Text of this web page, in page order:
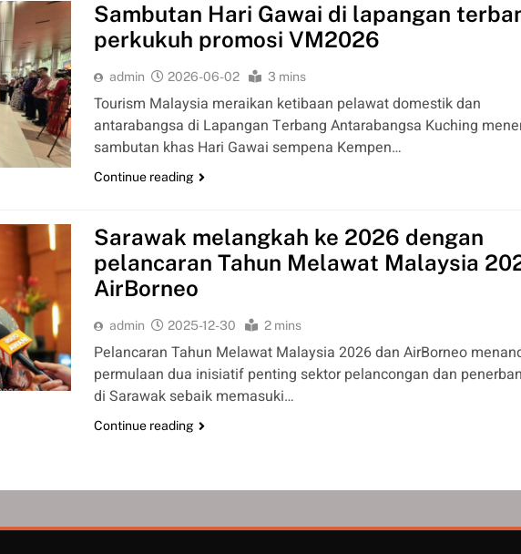
Sambutan Hari Gawai di lapangan
perkukuh promosi VM2026
admin 2026-06-02 3 mins
Tourism Malaysia meraikan ketibaan pelawat domestik dan
antarabangsa di Lapangan Terbang Antarabangsa Kuching
sambutan khas Hari Gawai sempena Kempen…
Continue reading
Sarawak melangkah ke 2026 dengan
pelancaran Tahun Melawat Malaysia
AirBorneo
admin 2025-12-30 2 mins
Pelancaran Tahun Melawat Malaysia 2026 dan AirBorneo
permulaan dua inisiatif penting sektor pelancongan dan
di Sarawak sebaik memasuki…
Continue reading